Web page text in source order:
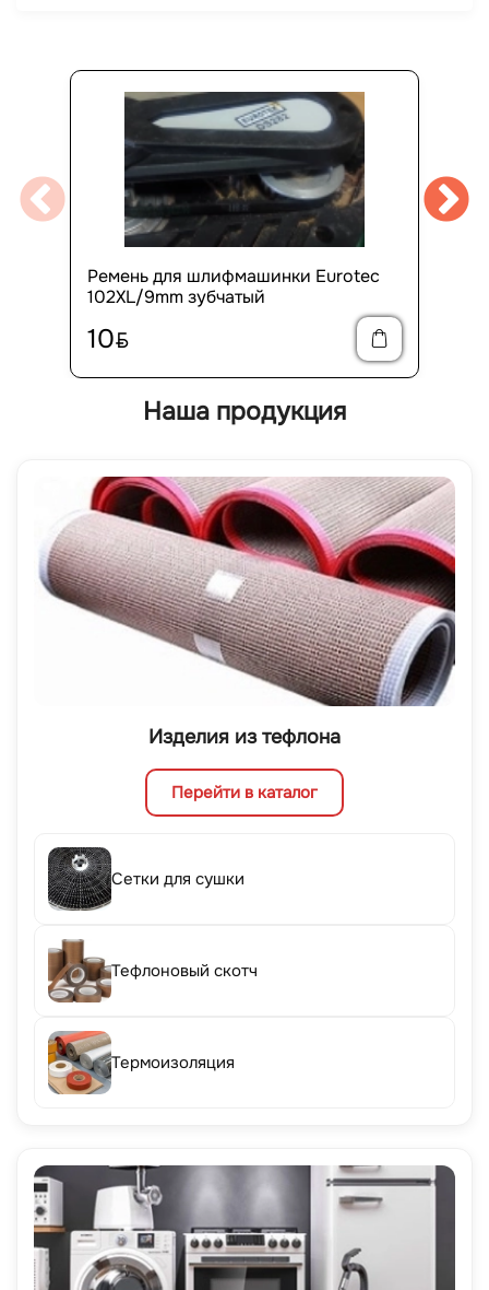
Ремень для шлифмашинки Eurotec
102XL/9mm зубчатый
10BYN
Наша продукция
Изделия из тефлона
Перейти в каталог
Сетки для сушки
Тефлоновый скотч
Термоизоляция